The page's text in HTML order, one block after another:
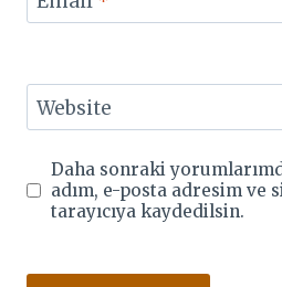
Website
Daha sonraki
adım, e-posta adresim ve
tarayıcıya kaydedilsin.